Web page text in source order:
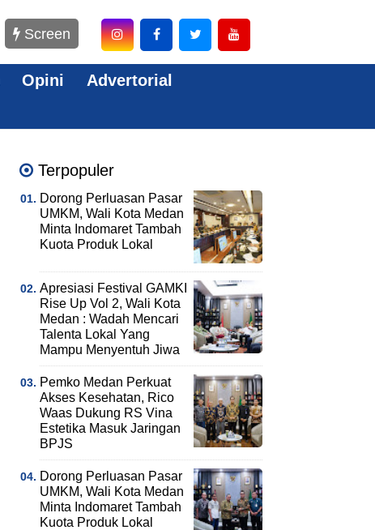
Screen
Opini
Advertorial
Terpopuler
Dorong Perluasan Pasar
UMKM, Wali Kota Medan
Minta Indomaret Tambah
Kuota Produk Lokal
Apresiasi Festival GAMKI
Rise Up Vol 2, Wali Kota
Medan : Wadah Mencari
Talenta Lokal Yang
Mampu Menyentuh Jiwa
Pemko Medan Perkuat
Akses Kesehatan, Rico
Waas Dukung RS Vina
Estetika Masuk Jaringan
BPJS
Dorong Perluasan Pasar
UMKM, Wali Kota Medan
Minta Indomaret Tambah
Kuota Produk Lokal